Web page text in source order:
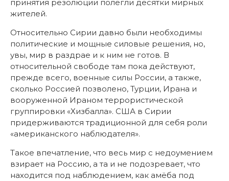
принятия резолюции полегли десятки мирных
жителей.
Относительно Сирии давно были необходимы
политические и мощные силовые решения, но,
увы, мир в раздрае и к ним не готов. В
относительной свободе там пока действуют,
прежде всего, военные силы России, а также,
сколько Россией позволено, Турции, Ирана и
вооруженной Ираном террористической
группировки «Хизбалла». США в Сирии
придерживаются традиционной для себя роли
«американского наблюдателя».
Такое впечатление, что весь мир с недоумением
взирает на Россию, а та и не подозревает, что
находится под наблюдением, как амёба под